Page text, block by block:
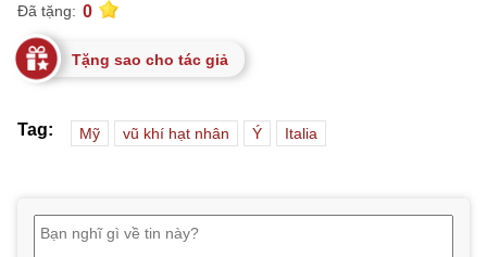
Đã tặng: 0
Tặng sao cho tác giả
Tag: Mỹ vũ khí hạt nhân Ý Italia